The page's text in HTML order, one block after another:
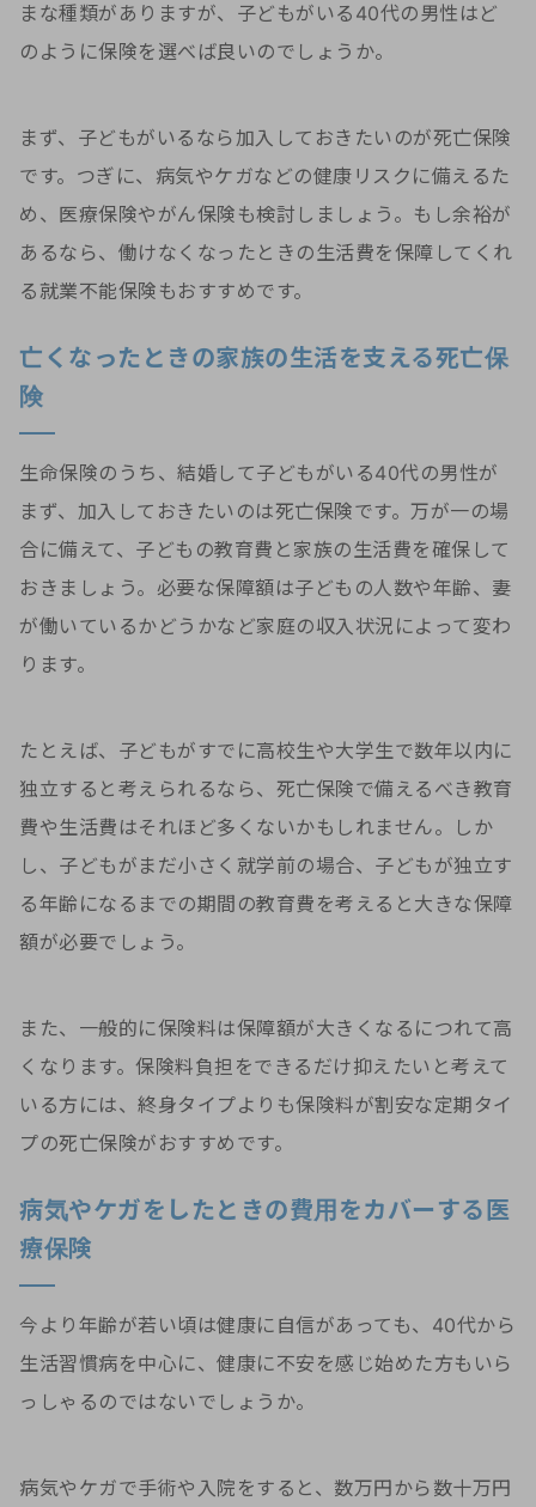
まな種類がありますが、子どもがいる40代の男性はど
のように保険を選べば良いのでしょうか。
まず、子どもがいるなら加入しておきたいのが死亡保険
です。つぎに、病気やケガなどの健康リスクに備えるた
め、医療保険やがん保険も検討しましょう。もし余裕が
あるなら、働けなくなったときの生活費を保障してくれ
る就業不能保険もおすすめです。
亡くなったときの家族の生活を支える死亡保
険
生命保険のうち、結婚して子どもがいる40代の男性が
まず、加入しておきたいのは死亡保険です。万が一の場
合に備えて、子どもの教育費と家族の生活費を確保して
おきましょう。必要な保障額は子どもの人数や年齢、妻
が働いているかどうかなど家庭の収入状況によって変わ
ります。
たとえば、子どもがすでに高校生や大学生で数年以内に
独立すると考えられるなら、死亡保険で備えるべき教育
費や生活費はそれほど多くないかもしれません。しか
し、子どもがまだ小さく就学前の場合、子どもが独立す
る年齢になるまでの期間の教育費を考えると大きな保障
額が必要でしょう。
また、一般的に保険料は保障額が大きくなるにつれて高
くなります。保険料負担をできるだけ抑えたいと考えて
いる方には、終身タイプよりも保険料が割安な定期タイ
プの死亡保険がおすすめです。
病気やケガをしたときの費用をカバーする医
療保険
今より年齢が若い頃は健康に自信があっても、40代から
生活習慣病を中心に、健康に不安を感じ始めた方もいら
っしゃるのではないでしょうか。
病気やケガで手術や入院をすると、数万円から数十万円